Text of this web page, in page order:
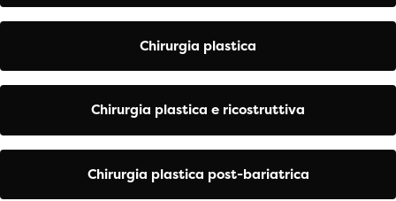
Chirurgia plastica
Chirurgia plastica e ricostruttiva
Chirurgia plastica post-bariatrica